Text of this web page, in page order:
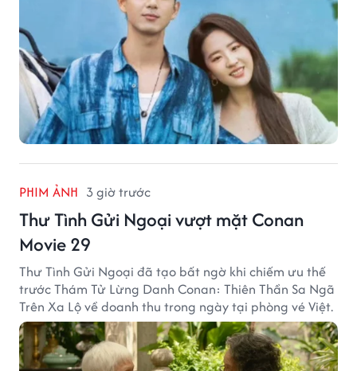
PHIM ẢNH 3 giờ trước
Thư Tình Gửi Ngoại vượt mặt Conan
Movie 29
Thư Tình Gửi Ngoại đã tạo bất ngờ khi chiếm ưu thế
trước Thám Tử Lừng Danh Conan: Thiên Thần Sa Ngã
Trên Xa Lộ về doanh thu trong ngày tại phòng vé Việt.